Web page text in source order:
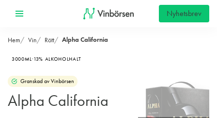
Nyhetsbrev
Hem Vin Rött Alpha California
3000ML 13% ALKOHOLHALT
Granskad av Vinbörsen
Alpha California